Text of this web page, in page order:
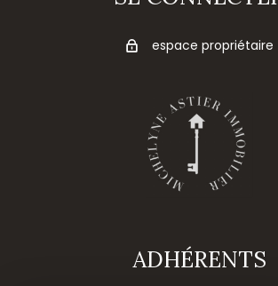
espace propriétaire
ADHÉRENTS